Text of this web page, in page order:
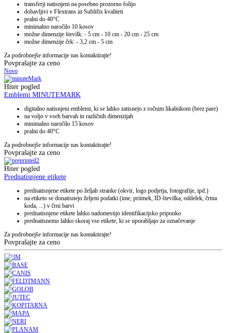
transferji natisnjeni na posebno prozorno folijo
dobavljivi v Flextrans in Sublifix kvaliteti
pralni do 40°C
minimalno naročilo 10 kosov
možne dimenzije številk: - 5 cm - 10 cm - 20 cm - 25 cm
možne dimenzije črk: - 3,2 cm - 5 cm
Za podrobnejše informacije nas kontaktirajte!
Povprašajte za ceno
Novo
Hiter pogled
Emblemi MINUTEMARK
digitalno natisnjeni emblemi, ki se lahko zatisnejo z ročnim likalnikom (brez pare)
na voljo v vseh barvah in različnih dimenzijah
minimalno naročilo 15 kosov
pralni do 40°C
Za podrobnejše informacije nas kontaktirajte!
Povprašajte za ceno
Hiter pogled
Prednatisnjene etikete
prednatisnjene etikete po željah stranke (okvir, logo podjetja, fotografije, ipd.)
na etiketo se donatisnejo željeni podatki (ime, priimek, ID številka, oddelek, črtna
koda, ...) v črni barvi
prednatisnjene etikete lahko nadomestijo identifikacijsko priponko
prednatisnemo lahko skoraj vse etikete, ki se uporabljajo za označevanje
Za podrobnejše informacije nas kontaktirajte!
Povprašajte za ceno